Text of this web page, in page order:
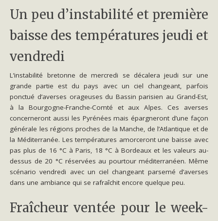
Un peu d’instabilité et première
baisse des températures jeudi et
vendredi
L’instabilité bretonne de mercredi se décalera jeudi sur une
grande partie est du pays avec un ciel changeant, parfois
ponctué d’averses orageuses du Bassin parisien au Grand-Est,
à la Bourgogne-Franche-Comté et aux Alpes. Ces averses
concerneront aussi les Pyrénées mais épargneront d’une façon
générale les régions proches de la Manche, de l’Atlantique et de
la Méditerranée. Les températures amorceront une baisse avec
pas plus de 16 °C à Paris, 18 °C à Bordeaux et les valeurs au-
dessus de 20 °C réservées au pourtour méditerranéen. Même
scénario vendredi avec un ciel changeant parsemé d’averses
dans une ambiance qui se rafraîchit encore quelque peu.
Fraîcheur ventée pour le week-